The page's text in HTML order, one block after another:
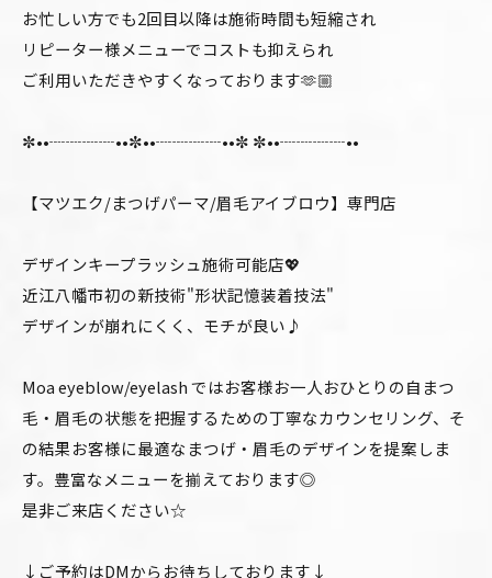
お忙しい方でも2回目以降は施術時間も短縮され
リピーター様メニューでコストも抑えられ
ご利用いただきやすくなっております🫶🏼
✼••┈┈┈┈••✼••┈┈┈┈••✼ ✼••┈┈┈┈••
【マツエク/まつげパーマ/眉毛アイブロウ】専門店
デザインキープラッシュ施術可能店💖
近江八幡市初の新技術"形状記憶装着技法"
デザインが崩れにくく、モチが良い♪
Moa eyeblow/eyelash ではお客様お一人おひとりの自まつ
毛・眉毛の状態を把握するための丁寧なカウンセリング、そ
の結果お客様に最適なまつげ・眉毛のデザインを提案しま
す。豊富なメニューを揃えております◎
是非ご来店ください☆
↓ご予約はDMからお待ちしております↓